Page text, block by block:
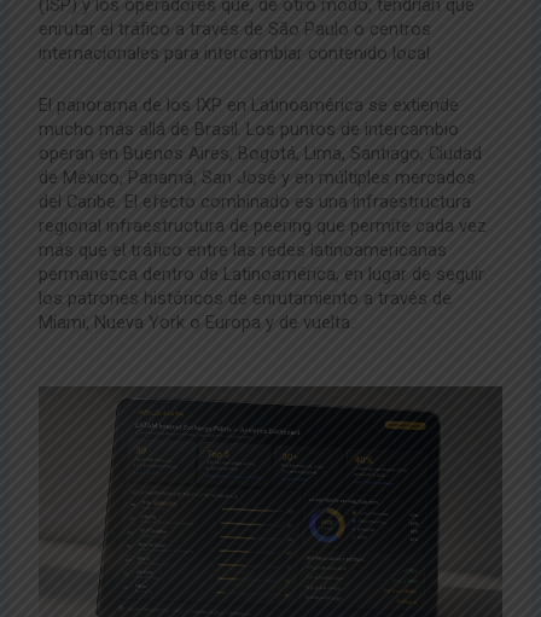
enrutar el tráfico a través de São Paulo o centros
internacionales para intercambiar contenido local
El panorama de los IXP en Latinoamérica se extiende
mucho más allá de Brasil. Los puntos de intercambio
operan en Buenos Aires, Bogotá, Lima,Santiago, Ciudad
de México, Panamá, San José y en múltiples mercados
del Caribe. El efecto combinado es una infraestructura
regional infraestructura de peering que permite cada vez
más que el tráfico entre las redes latinoamericanas
permanezca dentro de Latinoamérica, en lugar de seguir
los patrones históricos de enrutamiento a través de
Miami, Nueva York o Europa y de vuelta.